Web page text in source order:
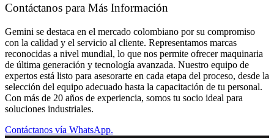
Contáctanos para Más Información
Gemini se destaca en el mercado colombiano por su compromiso
con la calidad y el servicio al cliente. Representamos marcas
reconocidas a nivel mundial, lo que nos permite ofrecer maquinaria
de última generación y tecnología avanzada. Nuestro equipo de
expertos está listo para asesorarte en cada etapa del proceso, desde la
selección del equipo adecuado hasta la capacitación de tu personal.
Con más de 20 años de experiencia, somos tu socio ideal para
soluciones industriales.
Contáctanos vía WhatsApp.